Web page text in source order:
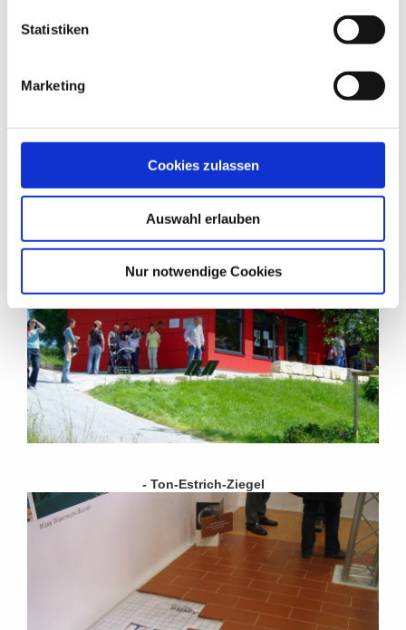
Statistiken
Marketing
Cookies zulassen
Auswahl erlauben
Nur notwendige Cookies
- Pavillions / Ferienhäuser
- Ton-Estrich-Ziegel